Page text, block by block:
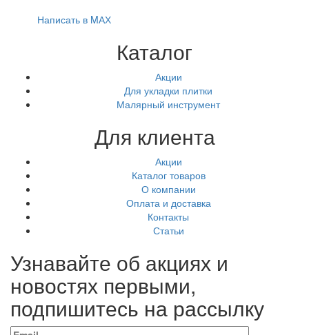
Написать в MАХ
Каталог
Акции
Для укладки плитки
Малярный инструмент
Для клиента
Акции
Каталог товаров
О компании
Оплата и доставка
Контакты
Статьи
Узнавайте об акциях и
новостях первыми,
подпишитесь на рассылку